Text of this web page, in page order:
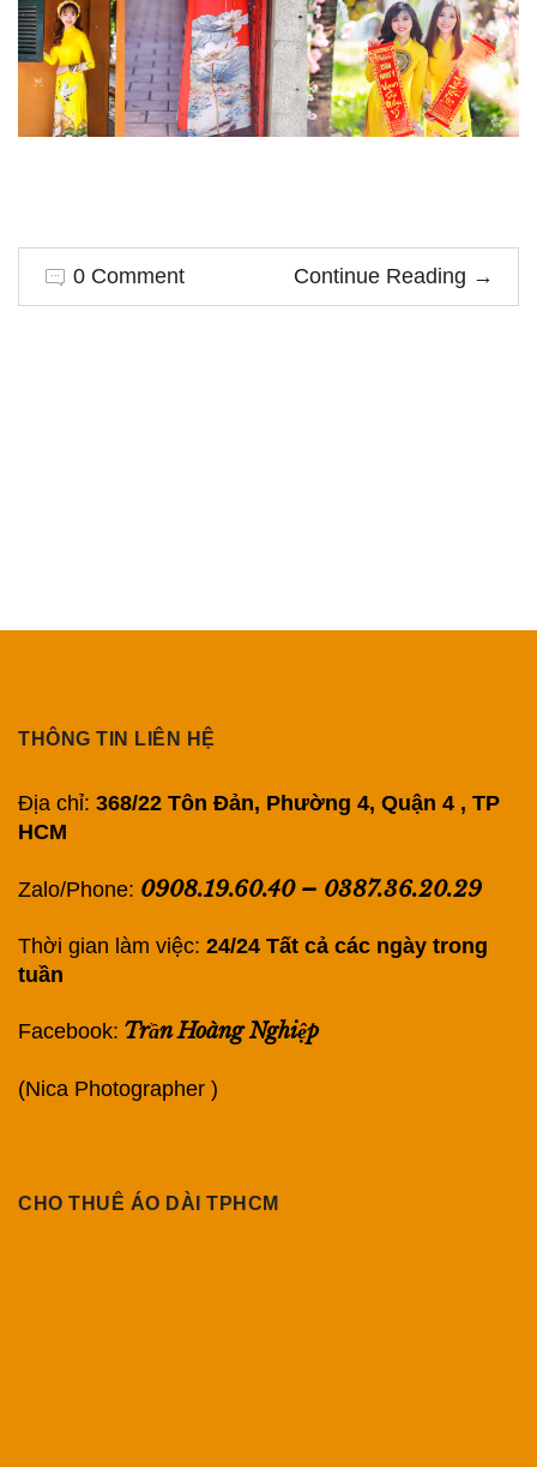
0 Comment Continue Reading →
THÔNG TIN LIÊN HỆ
Địa chỉ: 368/22 Tôn Đản, Phường 4, Quận 4 , TP
HCM
Zalo/Phone: 0908.19.60.40– 0387.36.20.29
Thời gian làm việc: 24/24 Tất cả các ngày trong
tuần
Facebook: Trần Hoàng Nghiệp
(Nica Photographer )
CHO THUÊ ÁO DÀI TPHCM